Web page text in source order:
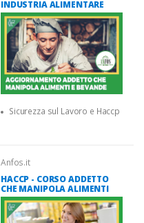
INDUSTRIA ALIMENTARE
Sicurezza sul Lavoro e Haccp
Anfos.it
HACCP - CORSO ADDETTO
CHE MANIPOLA ALIMENTI